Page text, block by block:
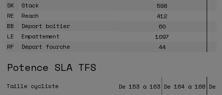
SK
Stack
598
RE
Reach
412
BB
Déport boitier
60
LE
Empattement
1097
RF
Déport fourche 44
Potence SLA TFS
Taille cycliste De 153 à 163 De 164 à 168 De